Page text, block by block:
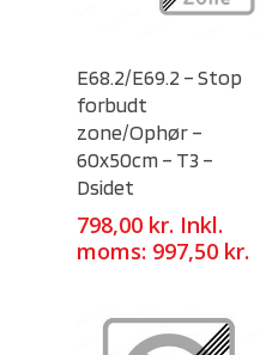
Select Options
E68.2/E69.2 – Stop
forbudt
zone/Ophør –
60x50cm – T3 –
Dsidet
798,00 kr. Inkl.
moms: 997,50 kr.